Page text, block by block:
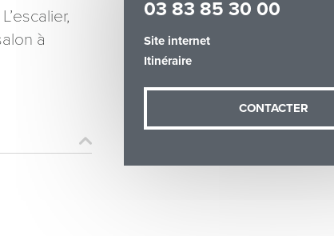
03 83 85 30 00
Site internet
Itinéraire
CONTACTER
à
au traitement de votre demande (sauf
et d’opposition aux données vous